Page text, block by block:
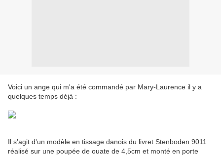
Voici un ange qui m'a été commandé par Mary-Laurence il y a
quelques temps déjà :
Il s'agit d'un modèle en tissage danois du livret Stenboden 9011
réalisé sur une poupée de ouate de 4,5cm et monté en porte